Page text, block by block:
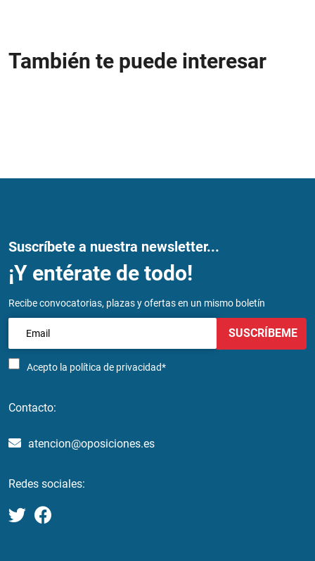
También te puede interesar
Suscríbete a nuestra newsletter...
¡Y entérate de todo!
Recibe convocatorias, plazas y ofertas en un mismo boletín
Acepto la política de privacidad*
SUSCRÍBEME
Contacto:
atencion@oposiciones.es
Redes sociales: